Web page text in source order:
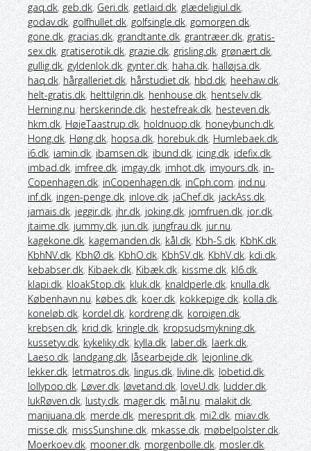
gaq.dk, geb.dk, Geri.dk, getlaid.dk, glædeligjul.dk,
godav.dk, golfhullet.dk, golfsingle.dk, gomorgen.dk,
gone.dk, gracias.dk, grandtante.dk, grantræer.dk, gratis-
sex.dk, gratiserotik.dk, grazie.dk, grisling.dk, grønært.dk,
gullig.dk, gyldenlok.dk, gynter.dk, haha.dk, halløjsa.dk,
haq.dk, hårgalleriet.dk, hårstudiet.dk, hbd.dk, heehaw.dk,
helt-gratis.dk, helttilgrin.dk, henhouse.dk, hentselv.dk,
Herning.nu, herskerinde.dk, hestefreak.dk, hesteven.dk,
hkm.dk, HøjeTaastrup.dk, holdnuop.dk, honeybunch.dk,
Hong.dk, Høng.dk, hopsa.dk, horebuk.dk, Humlebaek.dk,
i6.dk, iamin.dk, ibamsen.dk, ibund.dk, icing.dk, idefix.dk,
imbad.dk, imfree.dk, imgay.dk, imhot.dk, imyours.dk, in-
Copenhagen.dk, inCopenhagen.dk, inCph.com, ind.nu,
inf.dk, ingen-penge.dk, inlove.dk, jaChef.dk, jackAss.dk,
jamais.dk, jeggir.dk, jhr.dk, joking.dk, jomfruen.dk, jor.dk,
jtaime.dk, jummy.dk, jun.dk, jungfrau.dk, jur.nu,
kagekone.dk, kagemanden.dk, kål.dk, Kbh-S.dk, KbhK.dk,
KbhNV.dk, KbhØ.dk, KbhO.dk, KbhSV.dk, KbhV.dk, kdi.dk,
kebabser.dk, Kibaek.dk, Kibæk.dk, kissme.dk, kl6.dk,
klapi.dk, kloakStop.dk, kluk.dk, knaldperle.dk, knulla.dk,
København.nu, købes.dk, koer.dk, kokkepige.dk, kolla.dk,
koneløb.dk, kordel.dk, kordreng.dk, korpigen.dk,
krebsen.dk, krid.dk, kringle.dk, kropsudsmykning.dk,
kussetyv.dk, kykeliky.dk, kylla.dk, laber.dk, laerk.dk,
Laeso.dk, landgang.dk, låsearbejde.dk, lejonline.dk,
lekker.dk, letmatros.dk, lingus.dk, livline.dk, lobetid.dk,
lollypop.dk, Løver.dk, løvetand.dk, loveU.dk, ludder.dk,
lukRøven.dk, lusty.dk, mager.dk, mål.nu, malakit.dk,
marijuana.dk, merde.dk, meresprit.dk, mi2.dk, miav.dk,
misse.dk, missSunshine.dk, mkasse.dk, møbelpolster.dk,
Moerkoev.dk, mooner.dk, morgenbolle.dk, mosler.dk,